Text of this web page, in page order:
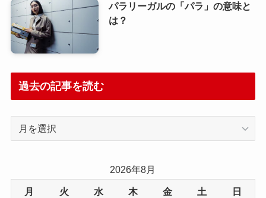
パラリーガルの「パラ」の意味と
は？
過去の記事を読む
事
2026年8月
月 火 水 木 金 土 日